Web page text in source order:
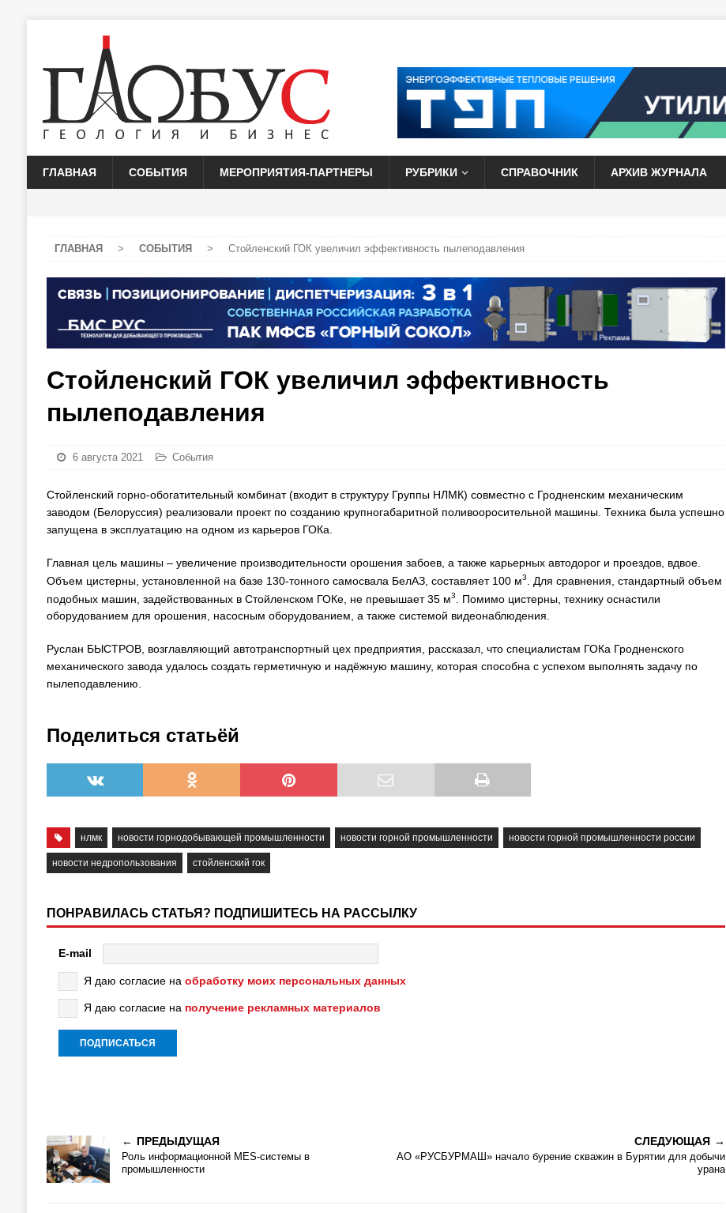
ГЛАВНАЯ СОБЫТИЯ МЕРОПРИЯТИЯ-ПАРТНЕРЫ РУБРИКИ СПРАВОЧНИК АРХИВ ЖУРНАЛА
ГЛАВНАЯ > СОБЫТИЯ > Стойленский ГОК увеличил эффективность пылеподавления
Стойленский ГОК увеличил эффективность
пылеподавления
6 августа 2021 События
Стойленский горно-обогатительный комбинат (входит в структуру Группы НЛМК) совместно с Гродненским механическим
заводом (Белоруссия) реализовали проект по созданию крупногабаритной поливооросительной машины. Техника была успешно
запущена в эксплуатацию на одном из карьеров ГОКа.
Главная цель машины – увеличение производительности орошения забоев, а также карьерных автодорог и проездов, вдвое.
Объем цистерны, установленной на базе 130-тонного самосвала БелАЗ, составляет 100 м3
. Для сравнения, стандартный объем
подобных машин, задействованных в Стойленском ГОКе, не превышает 35 м3
. Помимо цистерны, технику оснастили
оборудованием для орошения, насосным оборудованием, а также системой видеонаблюдения.
Руслан БЫСТРОВ, возглавляющий автотранспортный цех предприятия, рассказал, что специалистам ГОКа Гродненского
механического завода удалось создать герметичную и надёжную машину, которая способна с успехом выполнять задачу по
пылеподавлению.
Поделиться статьёй
нлмк новости горнодобывающей промышленности новости горной промышленности новости горной промышленности россии
новости недропользования стойленский гок
ПОНРАВИЛАСЬ СТАТЬЯ? ПОДПИШИТЕСЬ НА РАССЫЛКУ
E-mail
Я даю согласие на обработку моих персональных данных
Я даю согласие на получение рекламных материалов
ПРЕДЫДУЩАЯ
Роль информационной MES-системы в
промышленности
СЛЕДУЮЩАЯ
АО «РУСБУРМАШ» начало бурение скважин в Бурятии для добычи
урана